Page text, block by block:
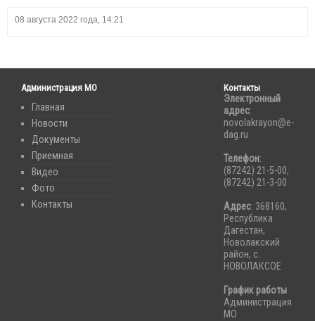
08 августа 2022 года, 14:21
Администрация МО
Главная
Новости
Документы
Приемная
Видео
Фото
Контакты
Контакты
Электронный
адрес:
novolakrayon@e-
dag.ru
Телефон:
(87242) 21-5-00,
(87242) 21-3-00
Адрес: 368160,
Республика
Дагестан,
Новолакский
район, с.
НОВОЛАКСОЕ
График работы
Администрация
МО